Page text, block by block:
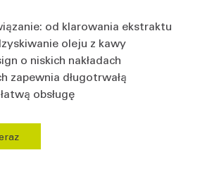
od klarowania ekstraktu
oleju z kawy
o niskich nakładach
zapewnia długotrwałą
obsługę